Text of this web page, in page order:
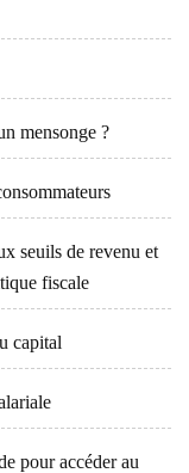
mensonge ?
seuils de revenu et
fiscale
capital
pour accéder au